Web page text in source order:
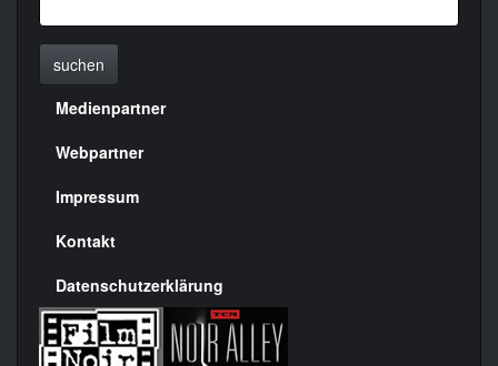
suchen
Menülinks
rechte
Seite
Medienpartner
Webpartner
Impressum
Kontakt
Datenschutzerklärung